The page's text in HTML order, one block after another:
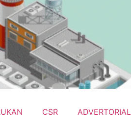
CSR ADVERTORIAL